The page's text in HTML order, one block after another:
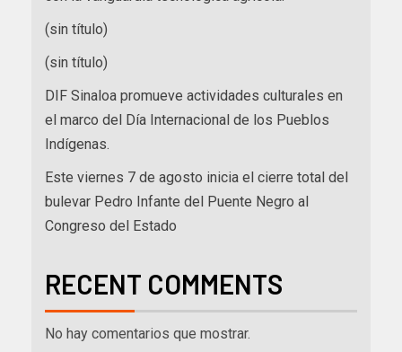
(sin título)
(sin título)
DIF Sinaloa promueve actividades culturales en
el marco del Día Internacional de los Pueblos
Indígenas.
Este viernes 7 de agosto inicia el cierre total del
bulevar Pedro Infante del Puente Negro al
Congreso del Estado
RECENT COMMENTS
No hay comentarios que mostrar.